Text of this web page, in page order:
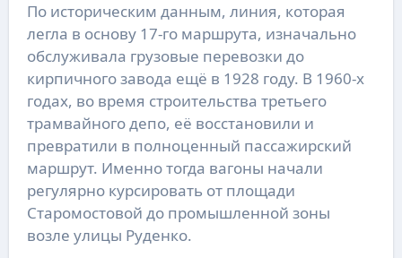
По историческим данным, линия, которая
легла в основу 17-го маршрута, изначально
обслуживала грузовые перевозки до
кирпичного завода ещё в 1928 году. В 1960-х
годах, во время строительства третьего
трамвайного депо, её восстановили и
превратили в полноценный пассажирский
маршрут. Именно тогда вагоны начали
регулярно курсировать от площади
Старомостовой до промышленной зоны
возле улицы Руденко.